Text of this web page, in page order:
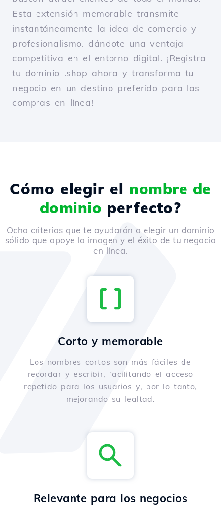
Esta extensión memorable transmite
instantáneamente la idea de comercio y
profesionalismo, dándote una ventaja
competitiva en el entorno digital. ¡Registra
tu dominio .shop ahora y transforma tu
negocio en un destino preferido para las
compras en línea!
Cómo elegir el nombre de
dominio perfecto?
Ocho criterios que te ayudarán a elegir un dominio
sólido que apoye la imagen y el éxito de tu negocio
en línea.
Corto y memorable
Los nombres cortos son más fáciles de
recordar y escribir, facilitando el acceso
repetido para los usuarios y, por lo tanto,
mejorando su lealtad.
Relevante para los negocios